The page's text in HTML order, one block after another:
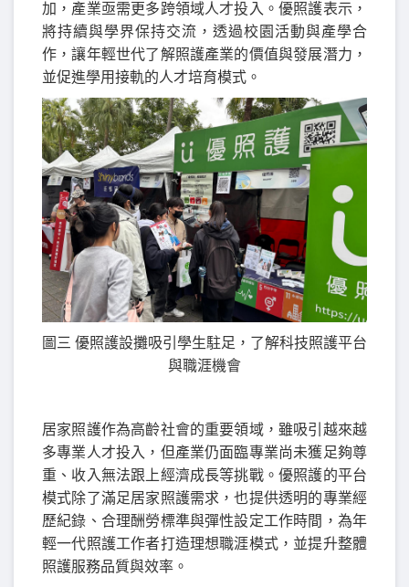
加，產業亟需更多跨領域人才投入。優照護表示，
將持續與學界保持交流，透過校園活動與產學合
作，讓年輕世代了解照護產業的價值與發展潛力，
並促進學用接軌的人才培育模式。
圖三 優照護設攤吸引學生駐足，了解科技照護平台
與職涯機會
居家照護作為高齡社會的重要領域，雖吸引越來越
多專業人才投入，但產業仍面臨專業尚未獲足夠尊
重、收入無法跟上經濟成長等挑戰。優照護的平台
模式除了滿足居家照護需求，也提供透明的專業經
歷紀錄、合理酬勞標準與彈性設定工作時間，為年
輕一代照護工作者打造理想職涯模式，並提升整體
照護服務品質與效率。